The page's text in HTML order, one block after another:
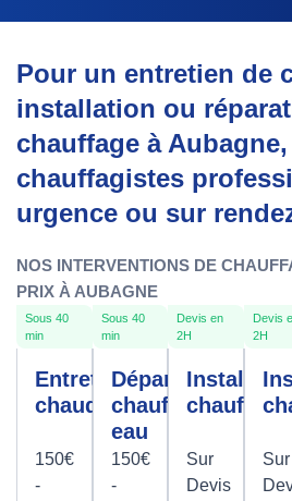
Pour un entretien de
installation ou
chauffage à
chauffagistes
urgence ou sur
NOS INTERVENTIONS DE
PRIX À AUBAGNE
Sous 40
min
Entretien
chaudière
150€
-
Sous 40
min
Dépannage
chauffe-
eau
150€
-
Devis en
2H
chauffage
Sur
Devis
Devis
2H
Sur